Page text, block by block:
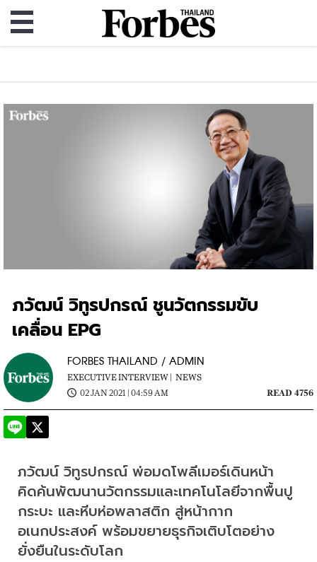
ภวัฒน์ วิทูรปกรณ์ ชูนวัตกรรมขับ
เคลื่อน EPG
FORBES THAILAND / ADMIN
EXECUTIVE INTERVIEW | NEWS
02 JAN 2021 | 04:59 AM
READ 4756
ภวัฒน์ วิทูรปกรณ์ พ่อมดโพลีเมอร์เดินหน้า
คิดค้นพัฒนานวัตกรรมและเทคโนโลยีจากพื้นปู
กระบะ และหีบห่อพลาสติก สู่หน้ากาก
อเนกประสงค์ พร้อมขยายธุรกิจเติบโตอย่าง
ยั่งยืนในระดับโลก